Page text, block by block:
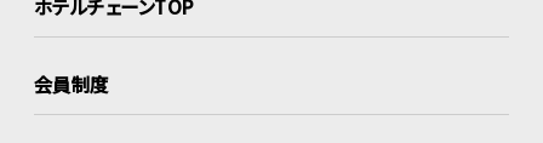
ホテルチェーンTOP
会員制度